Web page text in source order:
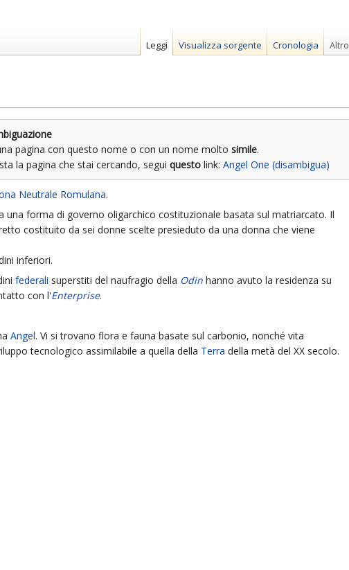
pagina con questo nome o con un nome moltosimile.
la pagina che stai cercando, seguiquesto link:Angel One (disambigua)
Neutrale Romulana.
una forma di governo oligarchico costituzionale basata sul matriarcato. Il
costituito da sei donne scelte presieduto da una donna che viene
inferiori.
federali superstiti del naufragio della Odin hanno avuto la residenza su
con l'Enterprise.
Angel. Vi si trovano flora e fauna basate sul carbonio, nonché vita
tecnologico assimilabile a quella della Terra della metà del XX secolo.
Leggi Visualizza sorgente Cronologia Altro